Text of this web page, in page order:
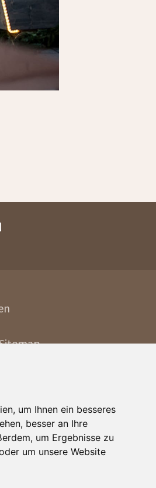
um Ihnen ein besseres
besser an Ihre
um Ergebnisse zu
um unsere Website